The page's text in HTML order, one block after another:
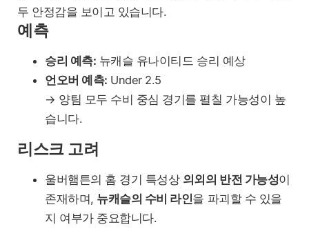
두 안정감을 보이고 있습니다.
예측
승리 예측: 뉴캐슬 유나이티드 승리 예상
언오버 예측: Under 2.5
→ 양팀 모두 수비 중심 경기를 펼칠 가능성이 높
습니다.
리스크 고려
울버햄튼의 홈 경기 특성상 의외의 반전 가능성이
존재하며, 뉴캐슬의 수비 라인을 파괴할 수 있을
지 여부가 중요합니다.